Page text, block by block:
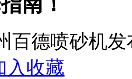
百德喷砂机发
入收藏